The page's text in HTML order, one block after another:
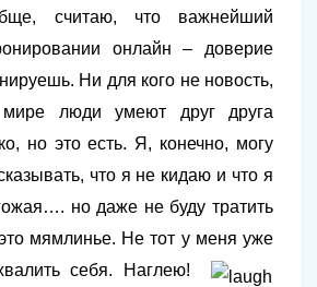
считаю, что важнейший
онлайн – доверие
Ни для кого не новость,
люди умеют друг друга
но это есть. Я, конечно, могу
что я не кидаю и что я
но даже не буду тратить
мямлинье. Не тот у меня уже
себя. Наглею!